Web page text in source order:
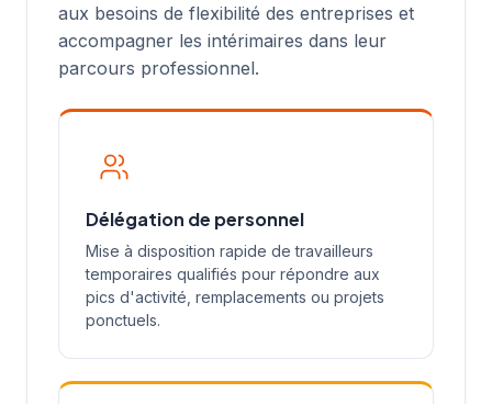
aux besoins de flexibilité des entreprises et
accompagner les intérimaires dans leur
parcours professionnel.
Délégation de personnel
Mise à disposition rapide de travailleurs
temporaires qualifiés pour répondre aux
pics d'activité, remplacements ou projets
ponctuels.